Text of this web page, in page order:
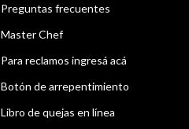
Preguntas frecuentes
Master Chef
Para reclamos ingresá acá
Botón de arrepentimiento
Libro de quejas en línea